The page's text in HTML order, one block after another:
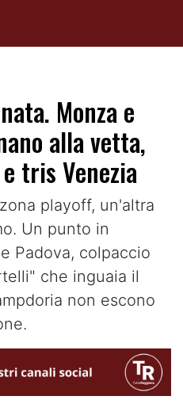
Monza e
alla vetta,
tris Venezia
playoff, un'altra
Un punto in
Padova, colpaccio
che inguaia il
non escono